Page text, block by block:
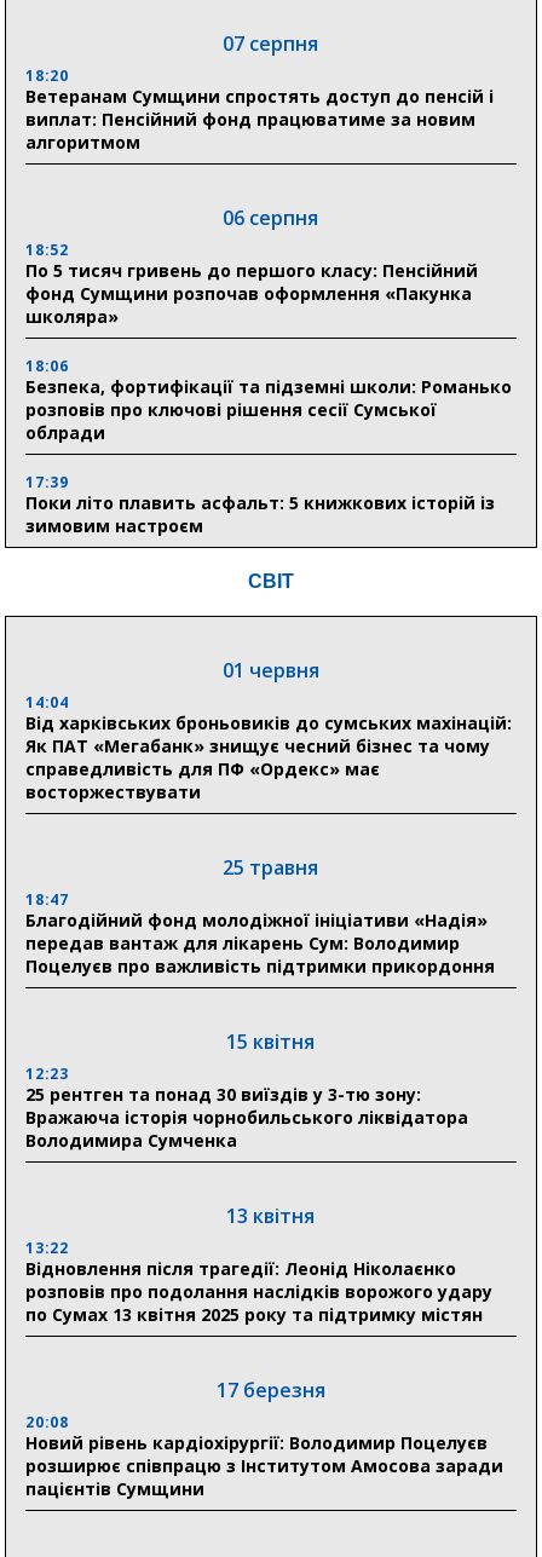
07 серпня
18:20
Ветеранам Сумщини спростять доступ до пенсій і
виплат: Пенсійний фонд працюватиме за новим
алгоритмом
06 серпня
18:52
По 5 тисяч гривень до першого класу: Пенсійний
фонд Сумщини розпочав оформлення «Пакунка
школяра»
18:06
Безпека, фортифікації та підземні школи: Романько
розповів про ключові рішення сесії Сумської
облради
17:39
Поки літо плавить асфальт: 5 книжкових історій із
зимовим настроєм
УЗД та обладнання від партнерів із Німеччини
10:52
Кобзар домовляється із Червоним Хрестом про нові
укриття та енергетичну підтримку для Сумської
громади
Понад 8 мільйонів книжок згоріли. Як допомогти
«Ранку» та іншим видавництвам відновитися
04 серпня
20:41
на пенсії, страхові виплати та підтримку
03 серпня
18:54
прифронтової Сумщини: перша група оздоровилася
18:30
Ніколаєнко: у Сумах погодили 115 компенсацій на
відновлення житла майже на 6,6 млн грн
31 липня
21:01
До 19 400 гривень на паливо: Пенсійний фонд
Сумщини пояснив, як отримати допомогу на зиму
СВІТ
01 червня
14:04
Від харківських броньовиків до сумських махінацій:
Як ПАТ «Мегабанк» знищує чесний бізнес та чому
справедливість для ПФ «Ордекс» має
восторжествувати
25 травня
18:47
Благодійний фонд молодіжної ініціативи «Надія»
передав вантаж для лікарень Сум: Володимир
Поцелуєв про важливість підтримки прикордоння
15 квітня
12:23
25 рентген та понад 30 виїздів у 3-тю зону:
Вражаюча історія чорнобильського ліквідатора
Володимира Сумченка
13 квітня
13:22
Відновлення після трагедії: Леонід Ніколаєнко
розповів про подолання наслідків ворожого удару
по Сумах 13 квітня 2025 року та підтримку містян
17 березня
20:08
Новий рівень кардіохірургії: Володимир Поцелуєв
розширює співпрацю з Інститутом Амосова заради
пацієнтів Сумщини